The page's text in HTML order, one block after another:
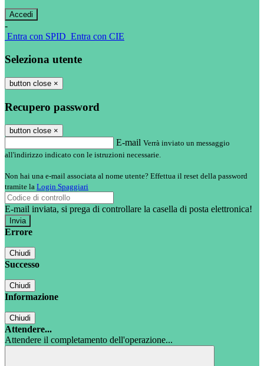
-
Entra con SPID Entra con CIE
Seleziona utente
button close ×
Recupero password
button close ×
E-mail Verrà inviato un messaggio
all'indirizzo indicato con le istruzioni necessarie.
Non hai una e-mail associata al nome utente? Effettua il reset della password
tramite la Login Spaggiari
E-mail inviata, si prega di controllare la casella di posta elettronica!
Errore
Chiudi
Successo
Chiudi
Informazione
Chiudi
Attendere...
Attendere il completamento dell'operazione...